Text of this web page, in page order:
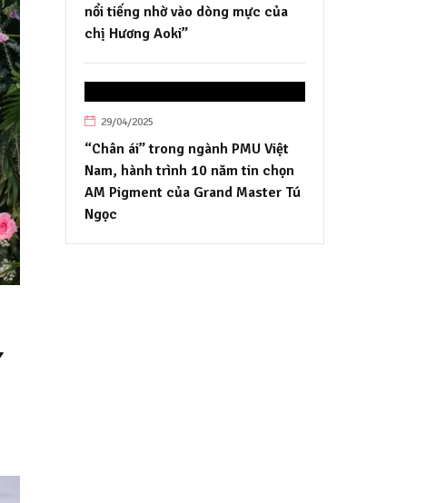
nổi tiếng nhờ vào dòng mực của
chị Hương Aoki”
29/04/2025
“Chân ái” trong ngành PMU Việt
Nam, hành trình 10 năm tin chọn
AM Pigment của Grand Master Tú
Ngọc